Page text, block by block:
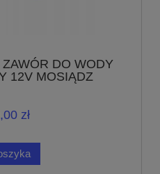
DO WODY
12V MOSIĄDZ
zł